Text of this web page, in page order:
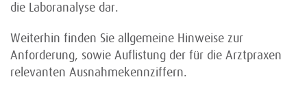
die Laboranalyse dar.
Weiterhin finden Sie allgemeine Hinweise zur
Anforderung, sowie Auflistung der für die Arztpraxen
relevanten Ausnahmekennziffern.